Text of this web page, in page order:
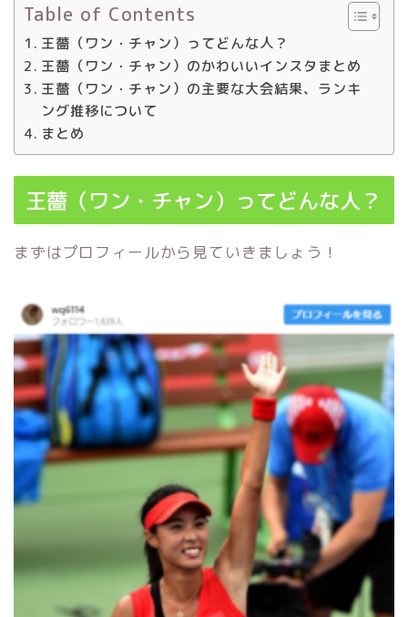
Table of Contents
王薔（ワン・チャン）ってどんな人？
王薔（ワン・チャン）のかわいいインスタまとめ
王薔（ワン・チャン）の主要な大会結果、ランキ
ング推移について
まとめ
王薔（ワン・チャン）ってどんな人？
まずはプロフィールから見ていきましょう！